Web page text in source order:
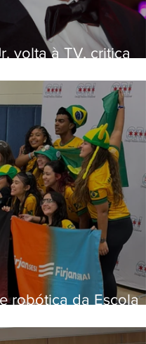
volta à TV, critica
de si
robótica da Escola
nos EUA